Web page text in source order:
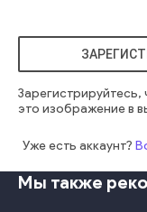
Зарегистрируйтесь,
это изображение в
Уже есть аккаунт?
Мы также